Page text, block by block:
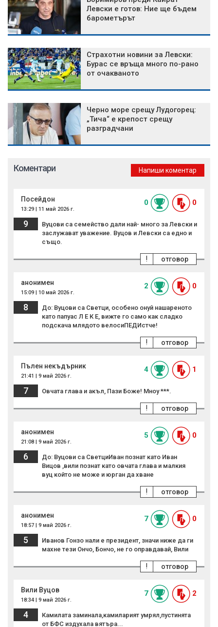
Левски е готов: Ние ще бъдем
барометърът
Страхотни новини за Левски:
Бурас се връща много по-рано
от очакваното
Черно море срещу Лудогорец:
„Тича“ е крепост срещу
разградчани
Коментари Напиши коментар
Посейдон
13:29 | 11 май 2026 г.
0 0
9
Вуцови са семейство дали най- много за Левски и
заслужават уважение. Вуцов и Левски са едно и
също.
отговор
!
анонимен
15:09 | 10 май 2026 г.
2 0
8
До: Вуцови са Светци, особено онуй нашареното
като папуас Л Е К Е, вижте го само как сладко
подскача млядото велосиПЕДИстче!
отговор
!
Пълен некъдърник
21:41 | 9 май 2026 г.
4 1
7 Овчата глава и акъл, Пази Боже! Мноу ***.
отговор
!
анонимен
21:08 | 9 май 2026 г.
5 0
6
До: Вуцови са СветциИван познат като Иван
Вицов ,вили познат като овчата глава и малкия
вуц който не може и юрган да хване
отговор
!
анонимен
18:57 | 9 май 2026 г.
7 0
5
Иванов Гонзо нали е президент, значи ниже да ги
махне тези Ончо, Бончо, не го оправдавай, Вили
отговор
!
Вили Вуцов
18:34 | 9 май 2026 г.
7 2
4
Камилата заминала,камиларият умрял,пустинята
от БФС издухала вятъра...